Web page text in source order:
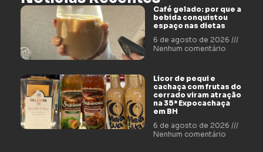
Café gelado: por que a
bebida conquistou
espaço nas dietas
6 de agosto de 2026
Nenhum comentário
Licor de pequi e
cachaça com frutas do
cerrado viram atração
na 35ª Expocachaça
em BH
6 de agosto de 2026
Nenhum comentário